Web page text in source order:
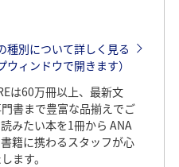
種別について詳しく見る
ウィンドウで開きます）
は60万冊以上、最新文
書まで豊富な品揃えでご
みたい本を1冊から ANA
籍に携わるスタッフが心
ます。